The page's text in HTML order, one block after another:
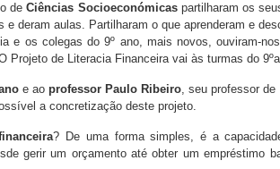
deCiências Socioeconómicaspartilharam os
e deram aulas. Partilharam o que aprenderam e
e os colegas do 9º ano, mais novos, ouviram-
Projeto de Literacia Financeira vai às turmas do
e ao professor Paulo Ribeiro, seu professor
a concretização deste projeto.
? De uma forma simples, é a
gerir um orçamento até obter um empréstimo